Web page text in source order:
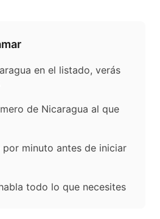
en el listado, verás
de Nicaragua al que
por minuto antes de iniciar
todo lo que necesites